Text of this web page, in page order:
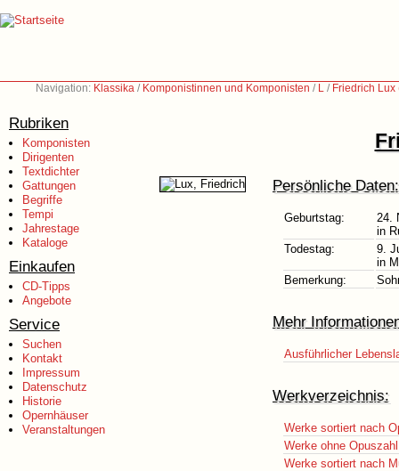
Navigation: Klassika / Komponistinnen und Komponisten / L / Friedrich
Rubriken
Komponisten
Dirigenten
Textdichter
Gattungen
Begriffe
Tempi
Jahrestage
Kataloge
Einkaufen
CD-Tipps
Angebote
Service
Suchen
Kontakt
Impressum
Datenschutz
Historie
Opernhäuser
Veranstaltungen
Persönliche Daten:
Geburtstag:
24.
in
Todestag:
9.
in
Bemerkung:
Mehr
Ausführlicher
Werkverzeichnis:
Werke sortiert nach
Werke ohne Opuszahl
Werke sortiert nach